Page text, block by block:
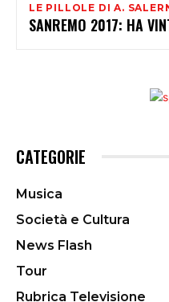
LE PILLOLE DI A.
SANREMO 2017: HA
CATEGORIE
Musica
Società e Cultura
News Flash
Tour
Rubrica Televisione